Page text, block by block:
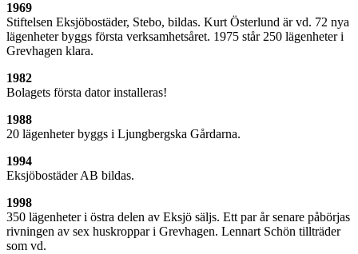
1969
Stiftelsen Eksjöbostäder, Stebo, bildas. Kurt Österlund är vd. 72 nya
lägenheter byggs första verksamhetsåret. 1975 står 250 lägenheter i
Grevhagen klara.
1982
Bolagets första dator installeras!
1988
20 lägenheter byggs i Ljungbergska Gårdarna.
1994
Eksjöbostäder AB bildas.
1998
350 lägenheter i östra delen av Eksjö säljs. Ett par år senare påbörjas
rivningen av sex huskroppar i Grevhagen. Lennart Schön tillträder
som vd.